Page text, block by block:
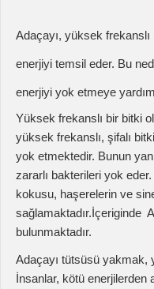
yüksek frekanslı, şifalı bitki
zararlı bakterileri yok eder.
kokusu, haşerelerin ve
sağlamaktadır.İçeriginde
bulunmaktadır.
Adaçayı tütsüsü yakmak,
İnsanlar, kötü enerjilerden
içi enerjiyi yenilemek
tütsüsü yakılırken olumlu
odaklanmak gerekir. Adaçayı
ve bulunduğumuz ortamda
taşınılan bir evde veya iş
eski sahiplerinin enerjisini